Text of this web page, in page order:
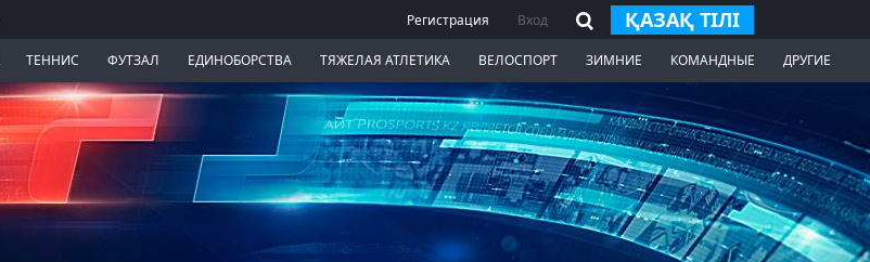
Регистрация Вход ҚАЗАҚ ТІЛІ
ТЕННИС ФУТЗАЛ ЕДИНОБОРСТВА ТЯЖЕЛАЯ АТЛЕТИКА ВЕЛОСПОРТ ЗИМНИЕ КОМАНДНЫЕ ДРУГИЕ